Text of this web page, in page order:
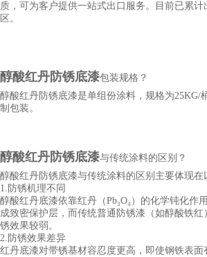
质，可为客户提供一站式出口服务。目前已累
区。
醇酸红丹防锈底漆包装规格？
醇酸红丹防锈底漆是单组份涂料，规格为25KG/
制包装。
醇酸红丹防锈底漆与传统涂料的区别？
醇酸红丹防锈底漆与传统涂料的区别主要体现在
1.防锈机理不同
醇酸红丹底漆依靠红丹（Pb₃O₄）的化学钝化作
成致密保护层，而传统普通防锈漆（如醇酸铁
锈效果较弱。
2.防锈效果差异
红丹底漆对带锈基材容忍度更高，即使钢铁表